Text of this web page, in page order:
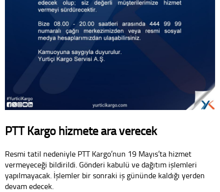
PTT Kargo hizmete ara verecek
Resmi tatil nedeniyle PTT Kargo’nun 19 Mayıs’ta hizmet
vermeyeceği bildirildi. Gönderi kabulü ve dağıtım işlemleri
yapılmayacak. İşlemler bir sonraki iş gününde kaldığı yerden
devam edecek.